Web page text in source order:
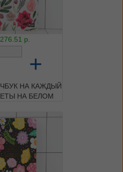
276.51 р.
+
НА КАЖДЫЙ
НА БЕЛОМ